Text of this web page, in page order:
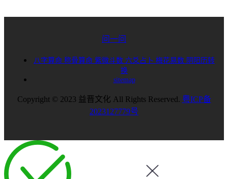
问一问
八字算命 称骨算命 紫微斗数 六爻占卜 梅花易数 阴阳历转
换
sitemap
Copyright © 2023 益晋文化 All Rights Reserved. 粤ICP备
2023127779号